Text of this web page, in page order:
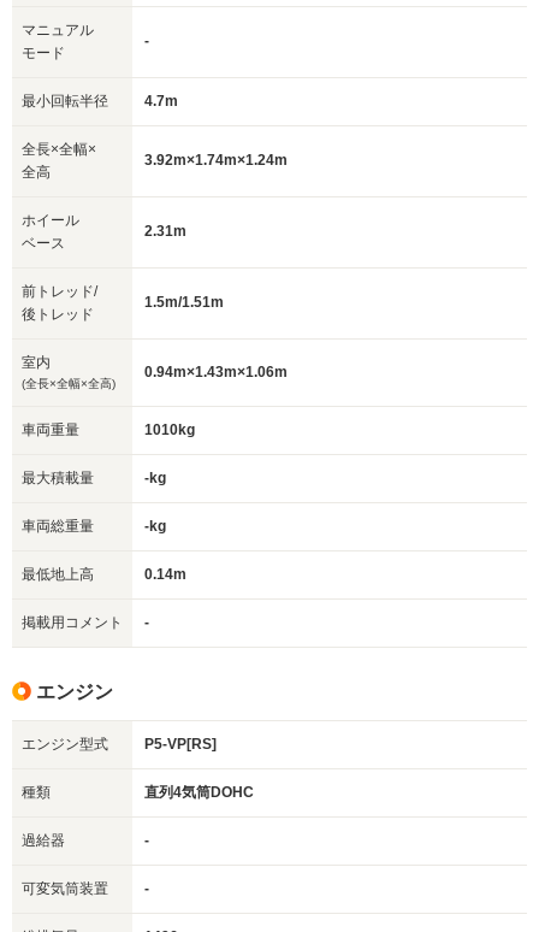
マニュアル
モード
-
最小回転半径 4.7m
全長×全幅×
全高
3.92m×1.74m×1.24m
ホイール
ベース
2.31m
前トレッド/
後トレッド
1.5m/1.51m
室内
(全長×全幅×全高)
0.94m×1.43m×1.06m
車両重量 1010kg
最大積載量 -kg
車両総重量 -kg
最低地上高 0.14m
掲載用コメント -
エンジン
エンジン型式 P5-VP[RS]
種類 直列4気筒DOHC
過給器 -
可変気筒装置 -